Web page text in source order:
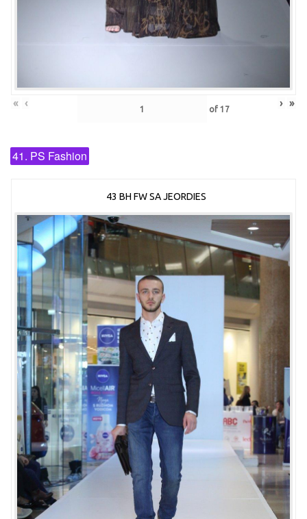
« ‹ of 17 › »
41. PS Fashion
43 BH FW SA JEORDIES